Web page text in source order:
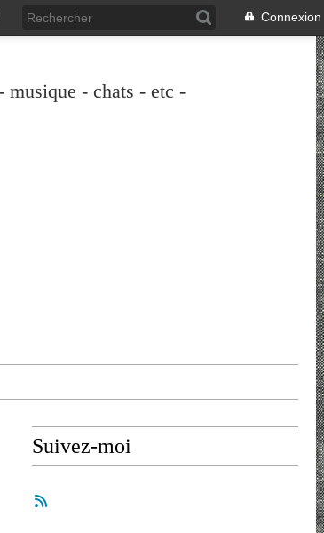
Connexion
- chats - etc -
Suivez-moi